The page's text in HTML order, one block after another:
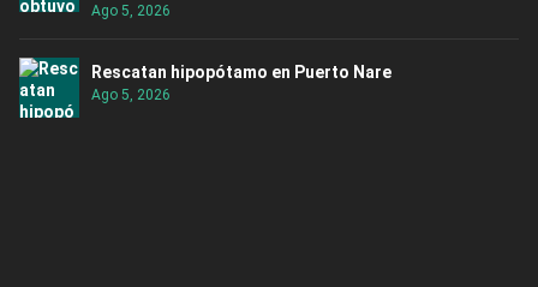
Ago 5, 2026
Rescatan hipopótamo en Puerto Nare
Ago 5, 2026